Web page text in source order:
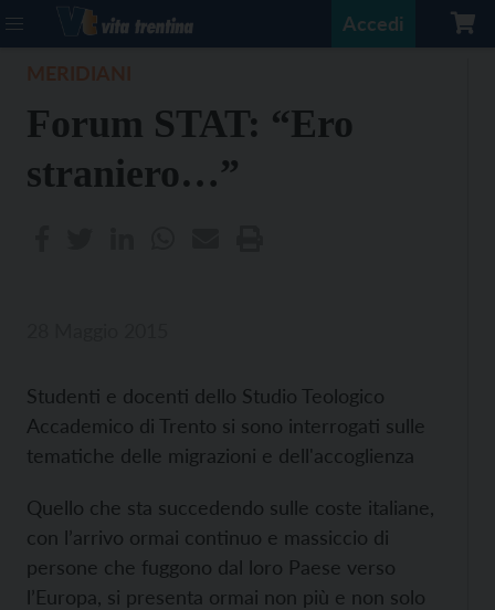
Accedi
Forum STAT: “Ero
straniero…”
Studenti e docenti dello Studio Teologico
Accademico di Trento si sono interrogati sulle
tematiche delle migrazioni e dell'accoglienza
Quello che sta succedendo sulle coste italiane,
con l’arrivo ormai continuo e massiccio di
persone che fuggono dal loro Paese verso
l’Europa, si presenta ormai non più e non solo